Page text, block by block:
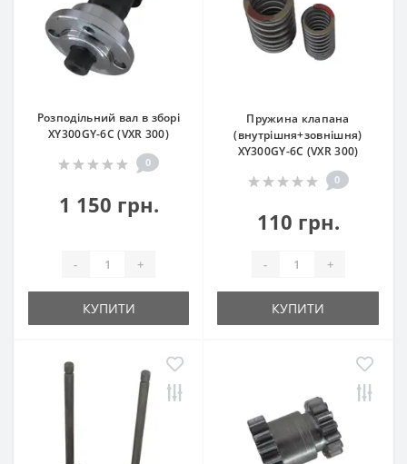
Розподільний вал в зборі
XY300GY-6C (VXR 300)
0
1 150 грн.
- +
КУПИТИ
Пружина клапана
(внутрішня+зовнішня)
XY300GY-6C (VXR 300)
0
110 грн.
- +
КУПИТИ